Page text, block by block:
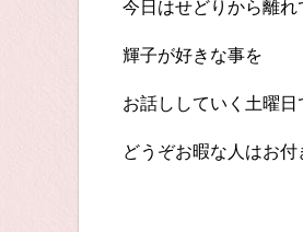
今日はせどりから離れ
輝子が好きな事を
お話ししていく土曜日
どうぞお暇な人はお付